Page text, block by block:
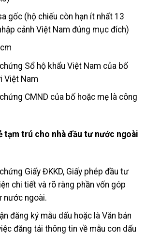
gốc (hộ chiếu còn hạn ít nhất 13
cảnh Việt Nam đúng mục đích)
Sổ hộ khẩu Việt Nam của bố
Việt Nam
CMND của bố hoặc mẹ là công
tạm trú cho nhà đầu tư nước ngoài
Giấy ĐKKD, Giấy phép đầu tư
chi tiết và rõ ràng phần vốn góp
nước ngoài.
đăng ký mẫu dấu hoặc là Văn bản
đăng tải thông tin về mẫu con dấu